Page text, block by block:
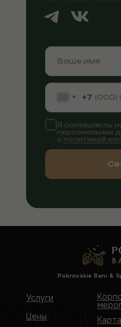
+7
Я соглашаюсь
персональных
с политикой
Цены
Услуги
Pokrovskie Bani &